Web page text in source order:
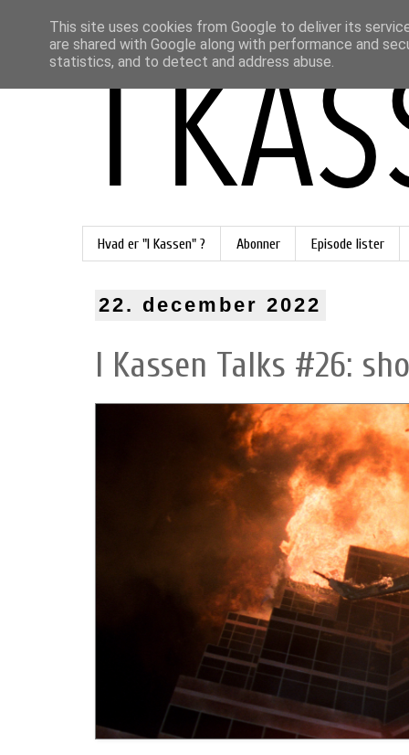
Hvad er "I Kassen" ? Abonner Episode lister
22. december 2022
I Kassen Talks #26:
This site uses cookies from Google to deliver its
are shared with Google along with performance and
statistics, and to detect and address abuse.